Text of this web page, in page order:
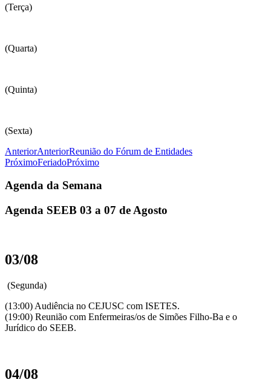
(Terça)
(Quarta)
(Quinta)
(Sexta)
AnteriorAnteriorReunião do Fórum de Entidades
PróximoFeriadoPróximo
Agenda da Semana
Agenda SEEB 03 a 07 de Agosto
03/08
(Segunda)
(13:00) Audiência no CEJUSC com ISETES.
(19:00) Reunião com Enfermeiras/os de Simões Filho-Ba e o
Jurídico do SEEB.
04/08